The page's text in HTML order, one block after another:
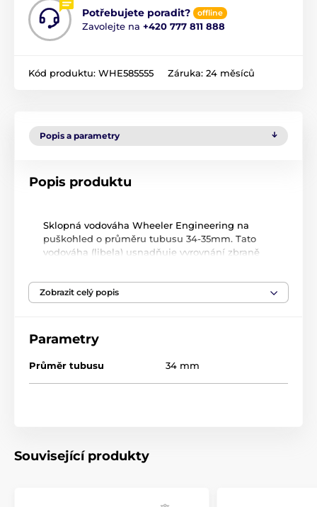
Potřebujete poradit? offline
Zavolejte na +420 777 811 888
Kód produktu: WHE585555 Záruka: 24 měsíců
Popis a parametry
Popis produktu
Sklopná vodováha Wheeler Engineering na
puškohled o průměru tubusu 34-35mm. Tato
vodováha (libela) usnadňuje vyrovnání zbraně
není vyrovnaná před každým výstřelem, tak ani
výšková a stranová korekce nefungují přesně.
Zobrazit celý popis
Parametry
Průměr tubusu 34 mm
Související produkty